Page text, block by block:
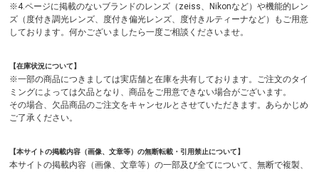
※4.ページに掲載のないブランドのレンズ（zeiss、Nikonなど）や機能的レン
ズ（度付き調光レンズ、度付き偏光レンズ、度付きルティーナなど）もご用意
しております。何かございましたら一度ご相談くださいませ。
【在庫状況について】
※一部の商品につきましては実店舗と在庫を共有しております。ご注文のタイ
ミングによっては欠品となり、商品をご用意できない場合がございます。
その場合、欠品商品のご注文をキャンセルとさせていただきます。あらかじめ
ご了承ください。
【本サイトの掲載内容（画像、文章等）の無断転載・引用禁止について】
本サイトの掲載内容（画像、文章等）の一部及び全てについて、無断で複製、